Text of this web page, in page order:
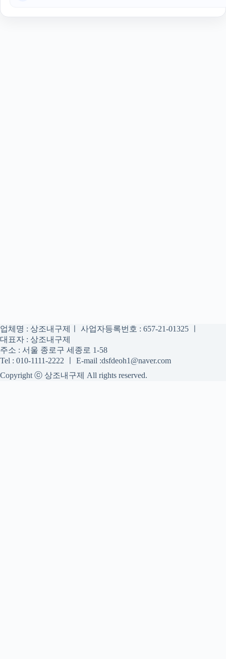
업체명 : 상조내구제ㅣ 사업자등록번호 : 657-21-01325 ㅣ
대표자 : 상조내구제
주소 : 서울 종로구 세종로 1-58
Tel : 010-1111-2222 ㅣ E-mail :dsfdeoh1@naver.com
Copyright ⓒ 상조내구제 All rights reserved.